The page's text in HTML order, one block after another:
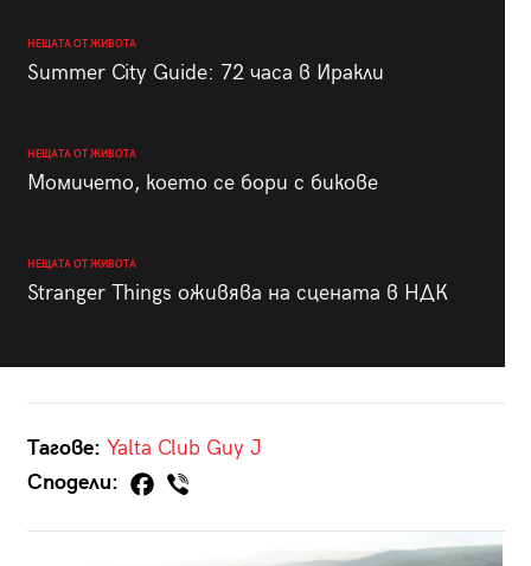
НЕЩАТА ОТ ЖИВОТА
Summer City Guide: 72 часа в Иракли
НЕЩАТА ОТ ЖИВОТА
Момичето, което се бори с бикове
НЕЩАТА ОТ ЖИВОТА
Stranger Things оживява на сцената в НДК
Тагове: Yalta Club Guy J
Сподели: